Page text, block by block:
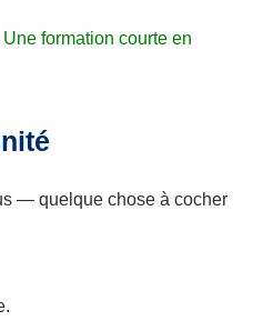
formation courte en
— quelque chose à cocher